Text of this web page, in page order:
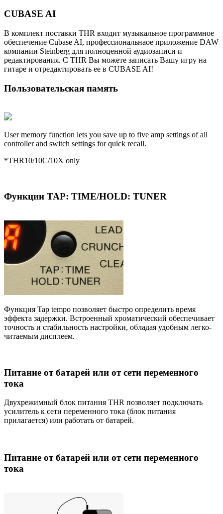
CUBASE AI
В комплект поставки THR входит музыкальное программное
обеспечение Cubase AI, профессиональнаое приложение DAW
компании Steinberg для полноценной аудиозаписи и
редактирования. С THR Вы можете записать Вашу игру на
гитаре и отредактировать ее в CUBASE AI!
Пользовательская память
User memory function lets you save up to five amp settings of all
controller and switch settings for quick recall.
*THR10/10C/10X only
Функции TAP: TIME/HOLD: TUNER
Функция Tap tempo позволяет быстро определить время
эффекта задержки. Встроенный хроматический обеспечивает
точность и стабильность настройки, обладая удобным легко-
читаемым дисплеем.
Питание от батарей или от сети переменного
тока
Двухрежимный блок питания THR позволяет подключать
усилитель к сети переменного тока (блок питания
прилагается) или работать от батарей.
Питание от батарей или от сети переменного
тока